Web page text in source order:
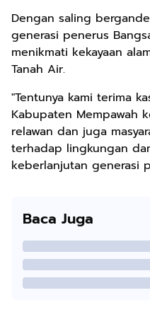
Dengan saling
generasi penerus
menikmati kekayaan
Tanah Air.
"Tentunya kami terima
Kabupaten Mempawah
relawan dan juga
terhadap lingkungan
keberlanjutan generasi
Baca Juga